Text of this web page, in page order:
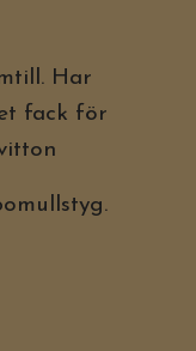
Har
fack för